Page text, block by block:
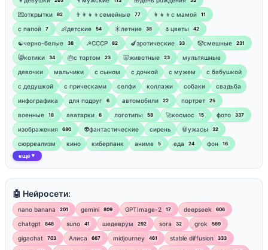
💌открытки 82 👨‍👩‍👧‍👦семейные 77 👩‍👧‍👦с мамой 11
‍с папой 7 👶детские 54 ☀️летние 38 🌷цветы 42
☯︎черно-белые 38 ☭СССР 82 🍆эротические 33 🤡смешные 231
😸котики 34 🎂с тортом 23 🐷животные 23
мультяшные
девочки
мальчики с сыном с дочкой с мужем
с бабушкой
с дедушкой
с прическами селфи коллажи собаки
свадьба
инфографика
для подруг 6 автомобили 22 портрет 25
военные 18 аватарки 6 логотипы 58 🚀космос 15 фото 337
изображения 680 👽фантастические сирень 💀ужасы 32
сюрреализм кино киберпанк аниме 5 еда 24 фон 16
еще ▼
🤖 Нейросети:
nano banana 201 gemini 809 GPTImage-2 17 deepseek 606
chatgpt 848 suno 41 шедеврум 292 sora 32 grok 589
gigachat 703 Алиса 667 midjourney 461 stable diffusion 333